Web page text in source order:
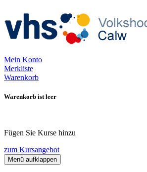
Mein Konto
Merkliste
Warenkorb
Warenkorb ist leer
Fügen Sie Kurse hinzu
zum Kursangebot
Menü aufklappen